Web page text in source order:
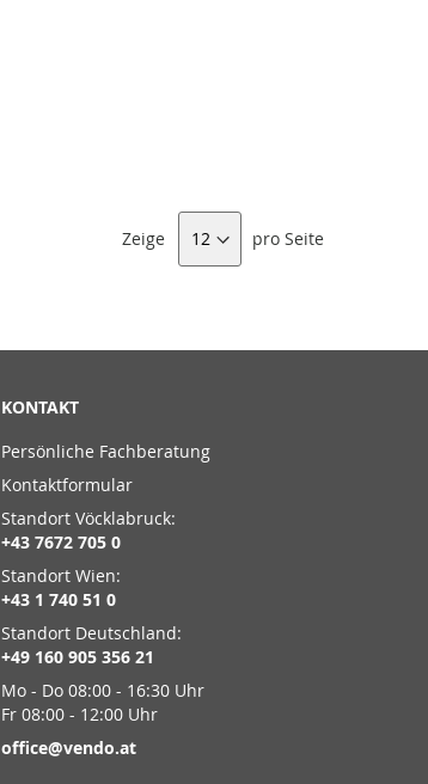
Zeige pro Seite
KONTAKT
Persönliche Fachberatung
Kontaktformular
Standort Vöcklabruck:
+43 7672 705 0
Standort Wien:
+43 1 740 51 0
Standort Deutschland:
+49 160 905 356 21
Mo - Do 08:00 - 16:30 Uhr
Fr 08:00 - 12:00 Uhr
office@vendo.at